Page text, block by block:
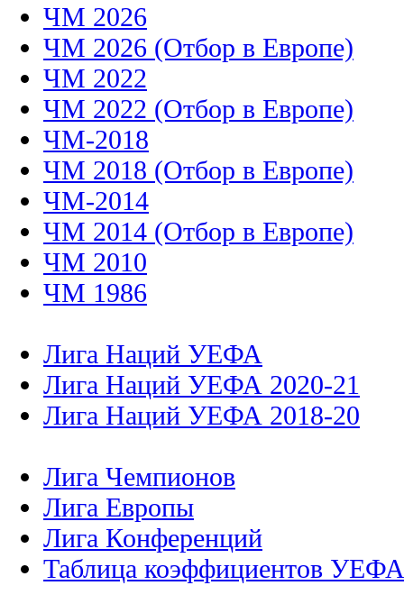
ЧМ 2026
ЧМ 2026 (Отбор в Европе)
ЧМ 2022
ЧМ 2022 (Отбор в Европе)
ЧМ-2018
ЧМ 2018 (Отбор в Европе)
ЧМ-2014
ЧМ 2014 (Отбор в Европе)
ЧМ 2010
ЧМ 1986
Лига Наций УЕФА
Лига Наций УЕФА 2020-21
Лига Наций УЕФА 2018-20
Лига Чемпионов
Лига Европы
Лига Конференций
Таблица коэффициентов УЕФА